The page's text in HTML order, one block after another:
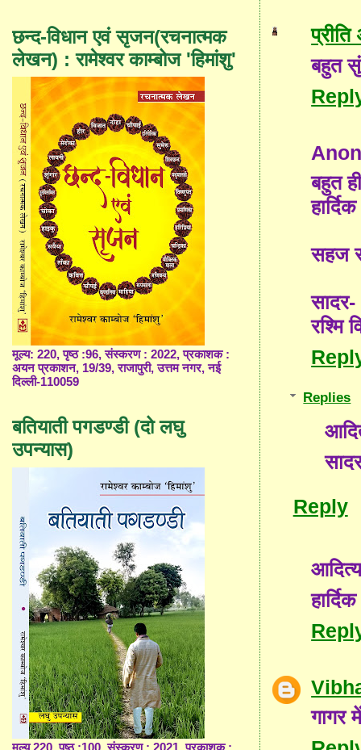
बहुत
बहुत
सहज
सादर-
रश्मि
Replies
Reply
गागर
छन्द-विधान एवं सृजन(रचनात्मक
लेखन) : रामेश्वर काम्बोज 'हिमांशु'
मूल्य: 220, पृष्ठ :96, संस्करण : 2022, प्रकाशक :
अयन प्रकाशन, 19/39, राजापुरी, उत्तम नगर, नई
दिल्ली-110059
बतियाती पगडण्डी (दो लघु
उपन्यास)